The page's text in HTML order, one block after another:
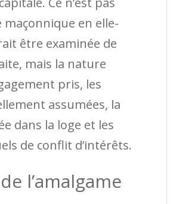
maçonnique en elle-
être examinée de
mais la nature
pris, les
assumées, la
dans la loge et les
de conflit d’intérêts.
l’amalgame